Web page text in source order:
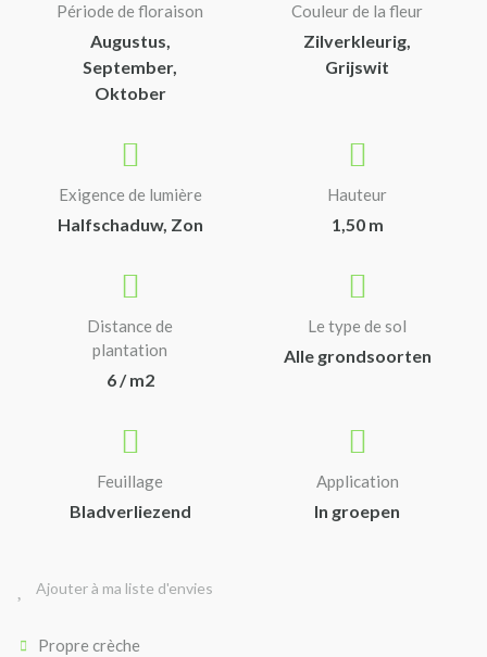
Période de floraison
Augustus,
September,
Oktober
Couleur de la fleur
Zilverkleurig,
Grijswit
Exigence de lumière
Halfschaduw, Zon
Hauteur
1,50 m
Distance de
plantation
6 / m2
Le type de sol
Alle grondsoorten
Feuillage
Bladverliezend
Application
In groepen
Ajouter à ma liste d'envies
Propre crèche